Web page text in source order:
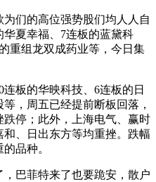
们的高位强势股们均人人自
夏幸福、7连板的蓝黛科
重组龙双成药业等，今日集
连板的华映科技、6连板的日
，周五已经提前断板回落，
停；此外，上海电气、赢时
、日出东方等均重挫。跌幅
品种。
巴菲特来了也要跪安，散户